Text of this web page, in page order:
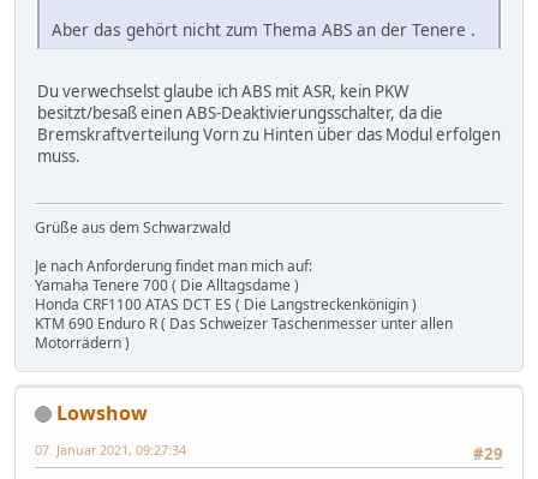
Aber das gehört nicht zum Thema ABS an der Tenere .
Du verwechselst glaube ich ABS mit ASR, kein PKW
besitzt/besaß einen ABS-Deaktivierungsschalter, da die
Bremskraftverteilung Vorn zu Hinten über das Modul erfolgen
muss.
Grüße aus dem Schwarzwald
Je nach Anforderung findet man mich auf:
Yamaha Tenere 700 ( Die Alltagsdame )
Honda CRF1100 ATAS DCT ES ( Die Langstreckenkönigin )
KTM 690 Enduro R ( Das Schweizer Taschenmesser unter allen
Motorrädern )
Lowshow
#29
07. Januar 2021, 09:27:34